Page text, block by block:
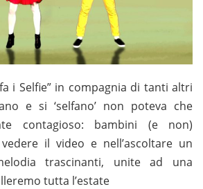
i Selfie” in compagnia di tanti altri
e si ‘selfano’ non poteva che
contagioso: bambini (e non)
il video e nell’ascoltare un
trascinanti, unite ad una
tutta l’estate